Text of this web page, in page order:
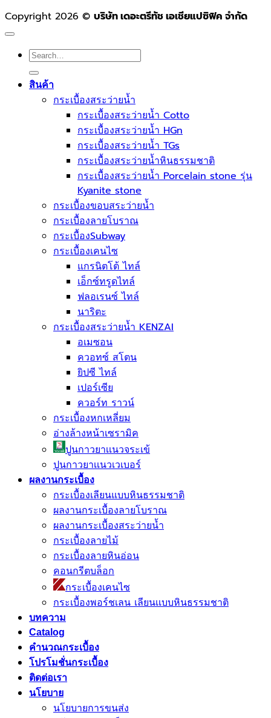
Copyright 2026 © บริษัท เดอะตรีทัช เอเชียแปซิฟิค จำกัด
Search
for:
สินค้า
กระเบื้องสระว่ายนํ้า
กระเบื้องสระว่ายน้ำ Cotto
กระเบื้องสระว่ายน้ำ HGn
กระเบื้องสระว่ายน้ำ TGs
กระเบื้องสระว่ายน้ำหินธรรมชาติ
กระเบื้องสระว่ายนํ้า Porcelain stone รุ่น
Kyanite stone
กระเบื้องขอบสระว่ายน้ำ
กระเบื้องลายโบราณ
กระเบื้องSubway
กระเบื้องเคนไซ
แกรนิตโต้ ไทล์
เอ็กซ์ทรูดไทล์
ฟลอเรนซ์ ไทล์
นาริตะ
กระเบื้องสระว่ายน้ำ KENZAI
อเมซอน
ควอทซ์ สโตน
ยิปซี ไทล์
เปอร์เซีย
ควอร์ท ราวน์
กระเบื้องหกเหลี่ยม
อ่างล้างหน้าเซรามิค
ปูนกาวยาเเนวจระเข้
ปูนกาวยาเเนวเวเบอร์
ผลงานกระเบื้อง
กระเบื้องเลียนแบบหินธรรมชาติ
ผลงานกระเบื้องลายโบราณ
ผลงานกระเบื้องสระว่ายนํ้า
กระเบื้องลายไม้
กระเบื้องลายหินอ่อน
คอนกรีตบล็อก
กระเบื้องเคนไซ
กระเบื้องพอร์ชเลน เลียนเเบบหินธรรมชาติ
บทความ
Catalog
คำนวณกระเบื้อง
โปรโมชั่นกระเบื้อง
ติดต่อเรา
นโยบาย
นโยบายการขนส่ง